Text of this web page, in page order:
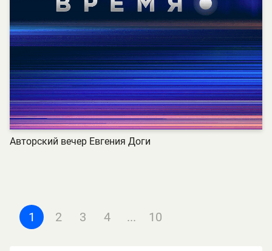
Авторский вечер Евгения Доги
1 2 3 4 ... 10